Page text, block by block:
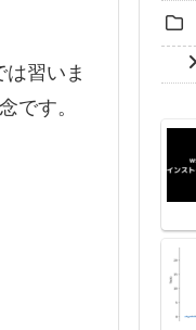
習いま
です。